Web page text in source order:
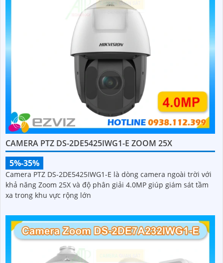
CAMERA PTZ DS-2DE5425IWG1-E ZOOM 25X
5%-35%
Camera PTZ DS-2DE5425IWG1-E là dòng camera ngoài trời với
khả năng Zoom 25X và độ phân giải 4.0MP giúp giám sát tầm
xa trong khu vực rộng lớn